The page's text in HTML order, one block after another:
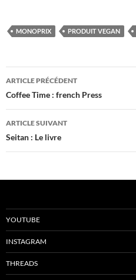
MONOPRIX PRODUIT VEGAN
Navigation
des
articles
ARTICLE PRÉCÉDENT
Coffee Time : french Press
ARTICLE SUIVANT
Seitan : Le livre
YOUTUBE
INSTAGRAM
THREADS